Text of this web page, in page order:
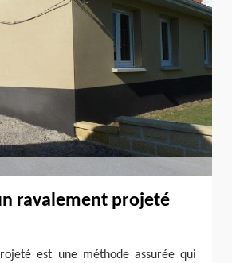
ravalement projeté
est une méthode assurée qui